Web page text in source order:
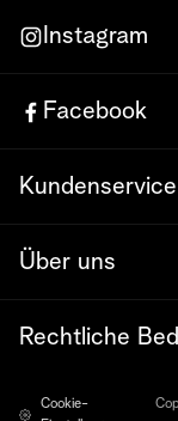
Instagram
Facebook
Kundenservice
Über uns
Rechtliche
Cookie-